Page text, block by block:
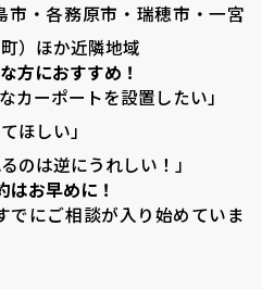
工事
ーゴールがある庭
ランがある庭
・各務原市・瑞穂市・一宮
）ほか近隣地域
方におすすめ！
カーポートを設置したい」
ほしい」
のは逆にうれしい！」
お早めに！
でにご相談が入り始めていま